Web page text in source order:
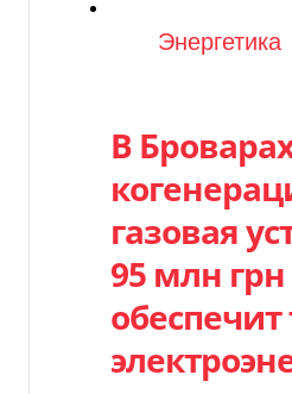
Категория
Энергетика
В
газовая
95 млн грн
обеспечит